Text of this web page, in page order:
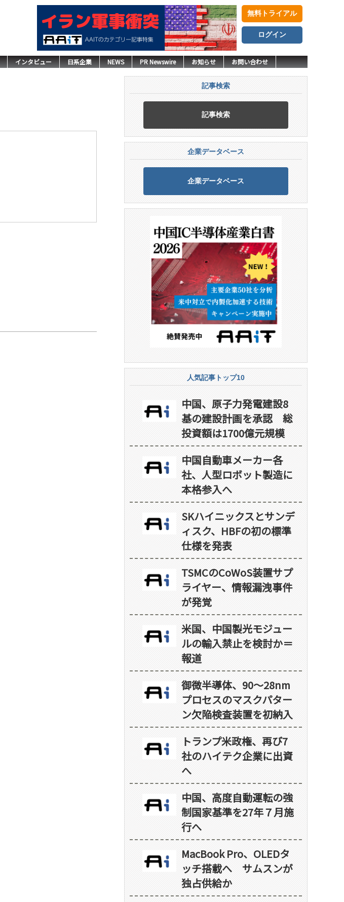
無料トライアル
ログイン
インタビュー 日系企業 NEWS PR Newswire お知らせ お問い合わせ
記事検索
記事検索
企業データベース
企業データベース
人気記事トップ10
中国、原子力発電建設8
基の建設計画を承認 総
投資額は1700億元規模
中国自動車メーカー各
社、人型ロボット製造に
本格参入へ
SKハイニックスとサンデ
ィスク、HBFの初の標準
仕様を発表
TSMCのCoWoS装置サプ
ライヤー、情報漏洩事件
が発覚
米国、中国製光モジュー
ルの輸入禁止を検討か＝
報道
御微半導体、90～28nm
プロセスのマスクパター
ン欠陥検査装置を初納入
トランプ米政権、再び7
社のハイテク企業に出資
へ
中国、高度自動運転の強
制国家基準を27年７月施
行へ
MacBook Pro、OLEDタ
ッチ搭載へ サムスンが
独占供給か